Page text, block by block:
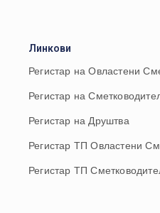
Линкови
Регистар на Овластени
Регистар на
Регистар на Друштва
Регистар ТП Овластени
Регистар ТП